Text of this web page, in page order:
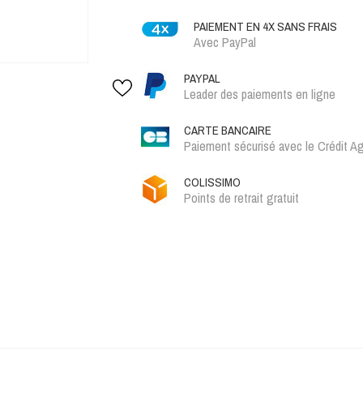
PAIEMENT EN 4X SANS FRAIS
Avec PayPal
PAYPAL
Leader des paiements en ligne
CARTE BANCAIRE
Paiement sécurisé avec le Crédit
COLISSIMO
Points de retrait gratuit